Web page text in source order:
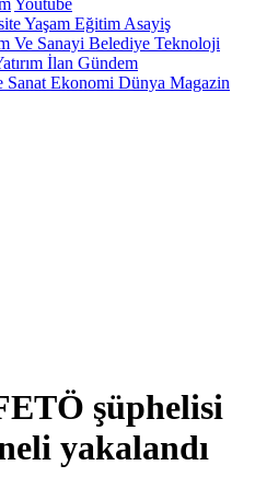
Youtube
Yaşam Eğitim Asayiş
Ve Sanayi Belediye Teknoloji
İlan Gündem
Sanat Ekonomi Dünya Magazin
şüphelisi
yakalandı